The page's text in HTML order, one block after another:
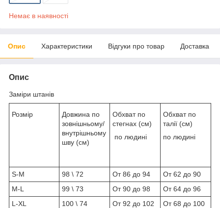
Немає в наявності
Опис Характеристики Відгуки про товар Доставка
Опис
Заміри штанів
Розмір
Довжина по
зовнішньому/
внутрішньому
шву (см)
Обхват по
стегнах (см)
по людині
Обхват по
талії (см)
по людині
S-M 98 \ 72 От 86 до 94
От 62 до 90
M-L
99 \ 73 От 90 до 98
От 64 до 96
L-XL
100 \ 74 От 92 до 102
От 68 до 100